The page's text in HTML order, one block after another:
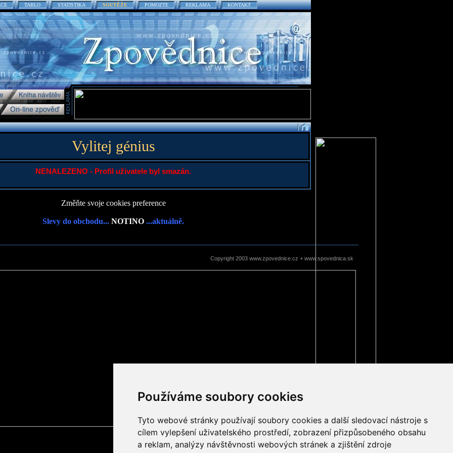
Používáme soubory cookies
Tyto webové stránky používají soubory cookies a další sledovací nástroje s
cílem vylepšení uživatelského prostředí, zobrazení přizpůsobeného obsahu
a reklam, analýzy návštěvnosti webových stránek a zjištění zdroje
TABLO STATISTIKA SOUTĚŽE POMOZTE REKLAMA KONTAKT
Vylitej génius
NENALEZENO - Profil uživatele byl smazán.
Změňte svoje cookies preference
Slevy do obchodu... NOTINO ...aktuálně.
Copyright 2003 www.zpovednice.cz + www.spovednica.sk